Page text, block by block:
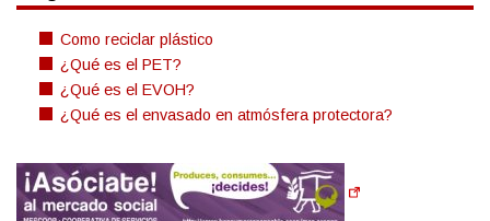
Como reciclar plástico
¿Qué es el PET?
¿Qué es el EVOH?
¿Qué es el envasado en atmósfera protectora?